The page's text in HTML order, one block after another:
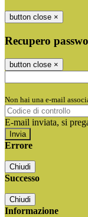
button close ×
Recupero
button close ×
Non hai una e-mail
E-mail inviata, si
Errore
Chiudi
Successo
Chiudi
Informazione